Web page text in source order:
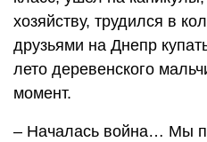
хозяйству, трудился в
друзьями на Днепр
лето деревенского
момент.
– Началась война… Мы